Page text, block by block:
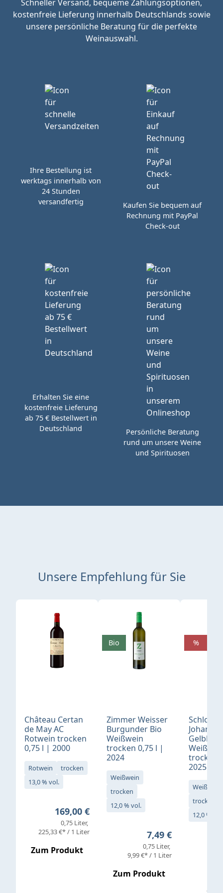
Schneller Versand, bequeme Zahlungsoptionen,
kostenfreie Lieferung innerhalb Deutschlands sowie
unsere persönliche Beratung für die perfekte
Weinauswahl.
Ihre Bestellung ist
werktags innerhalb von
24 Stunden
versandfertig
Kaufen Sie bequem auf
Rechnung mit PayPal
Check-out
Erhalten Sie eine
kostenfreie Lieferung
ab 75 € Bestellwert in
Deutschland
Persönliche Beratung
rund um unsere Weine
und Spirituosen
Unsere Empfehlung für Sie
Produktgalerie überspringen
Château Certan
de May AC
Rotwein trocken
0,75 l | 2000
Rotwein
trocken
13,0 % vol.
Regulärer Preis:
169,00 €
0,75 Liter
225,33 €* / 1 Liter
Zum Produkt
Zimmer Weisser
Burgunder Bio
Weißwein
trocken 0,75 l |
2024
Weißwein
trocken
12,0 % vol.
Regulärer Preis:
7,49 €
0,75 Liter
9,99 €* / 1 Liter
Zum Produkt
Bio
Schloß
Gelblack
trocken
2025
Weißwein
trocken
12,0 % vol.
%